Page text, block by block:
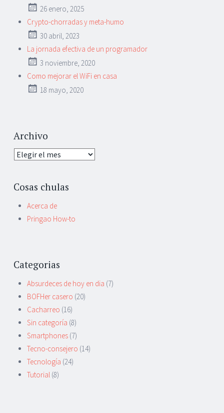
26 enero, 2025
Crypto-chorradas y meta-humo
30 abril, 2023
La jornada efectiva de un programador
3 noviembre, 2020
Como mejorar el WiFi en casa
18 mayo, 2020
Archivo
Archivo
Cosas chulas
Acerca de
Pringao How-to
Categorias
Absurdeces de hoy en dia (7)
BOFHer casero (20)
Cacharreo (16)
Sin categoría (8)
Smartphones (7)
Tecno-consejero (14)
Tecnología (24)
Tutorial (8)